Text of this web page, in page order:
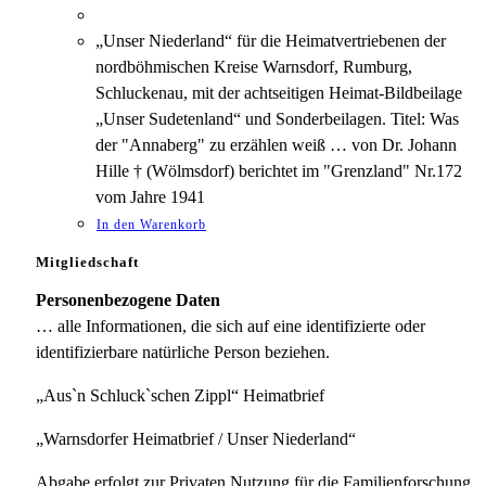
„Unser Niederland“ für die Heimatvertriebenen der
nordböhmischen Kreise Warnsdorf, Rumburg,
Schluckenau, mit der achtseitigen Heimat-Bildbeilage
„Unser Sudetenland“ und Sonderbeilagen. Titel: Was
der "Annaberg" zu erzählen weiß … von Dr. Johann
Hille † (Wölmsdorf) berichtet im "Grenzland" Nr.172
vom Jahre 1941
In den Warenkorb
Mitgliedschaft
Personenbezogene Daten
… alle Informationen, die sich auf eine identifizierte oder
identifizierbare natürliche Person beziehen.
„Aus`n Schluck`schen Zippl“ Heimatbrief
„Warnsdorfer Heimatbrief / Unser Niederland“